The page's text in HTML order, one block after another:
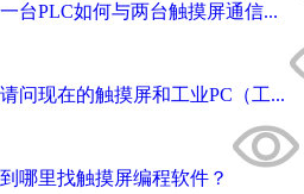
一台PLC如何与两台触摸屏通信...
请问现在的触摸屏和工业PC（工...
到哪里找触摸屏编程软件？